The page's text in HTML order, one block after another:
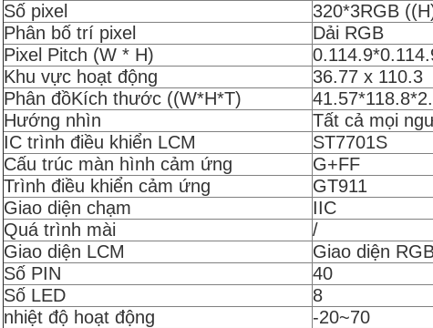
Số pixel
320*3RGB
Phân bố trí pixel
Dải RGB
Pixel Pitch (W * H)
Khu vực hoạt động
36.77 x 110.3
Phân đồKích thước ((W*H*T)
Hướng nhìn
Tất cả mọi
IC trình điều khiển LCM
ST7701S
Cấu trúc màn hình cảm ứng
G+FF
Trình điều khiển cảm ứng
GT911
Giao diện chạm
IIC
Quá trình mài
/
Giao diện LCM
Giao diện
Số PIN
40
Số LED
8
nhiệt độ hoạt động
-20~70